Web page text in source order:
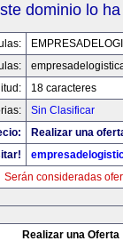
dominio lo
18 caracteres
Sin Clasificar
Realizar una
Serán consideradas
Realizar una Oferta